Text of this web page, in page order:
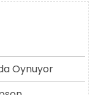
Oynuyor